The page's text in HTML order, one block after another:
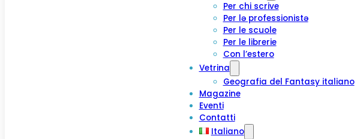
Per chi scrive
Per lə professionistə
Per le scuole
Per le librerie
Con l’estero
Vetrina
Geografia del Fantasy italiano
Magazine
Eventi
Contatti
Italiano